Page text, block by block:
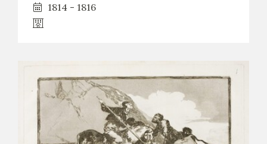
1814 - 1816